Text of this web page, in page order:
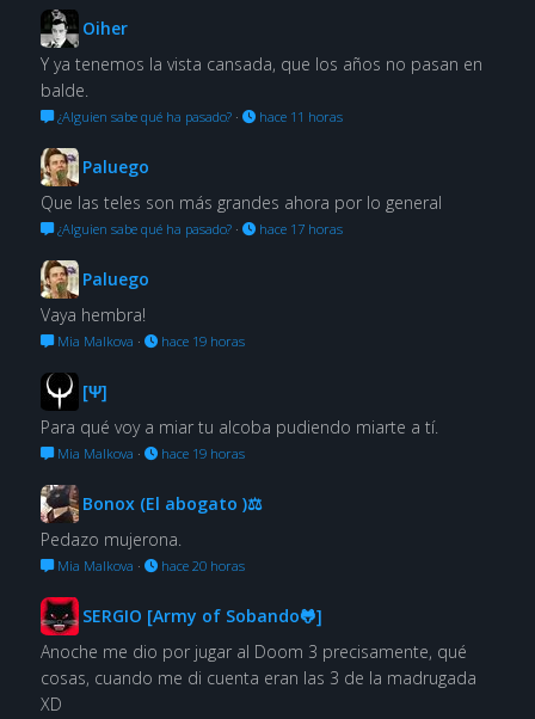
Oiher
Y ya tenemos la vista cansada, que los años no pasan en
balde.
¿Alguien sabe qué ha pasado?· hace 11 horas
Paluego
Que las teles son más grandes ahora por lo general
¿Alguien sabe qué ha pasado?· hace 17 horas
Paluego
Vaya hembra!
Mia Malkova · hace 19 horas
[Ψ]
Para qué voy a miar tu alcoba pudiendo miarte a tí.
Mia Malkova · hace 19 horas
Bonox (El abogato )⚖
Pedazo mujerona.
Mia Malkova · hace 20 horas
SERGIO [Army of Sobando🐸]
Anoche me dio por jugar al Doom 3 precisamente, qué
cosas, cuando me di cuenta eran las 3 de la madrugada
XD